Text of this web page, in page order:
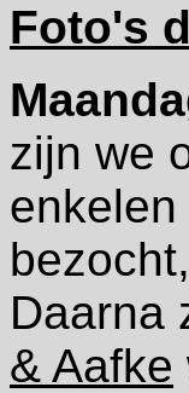
Foto's
zijn we
Daarna
& Aafke